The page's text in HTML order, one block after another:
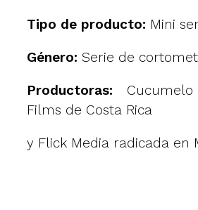
Tipo de producto: Mini
Género:Serie de
Productoras:
Cucumelo
Films de Costa Rica
y Flick Media radicada en